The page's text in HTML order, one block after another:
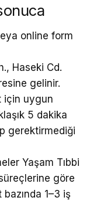
online form
Haseki Cd.
gelinir.
için uygun
5 dakika
gerektirmediği
Yaşam Tıbbi
göre
bazında 1–3 iş